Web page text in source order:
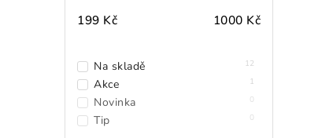
199 Kč 1000 Kč
Na skladě 12
Akce 1
Novinka 0
Tip 0